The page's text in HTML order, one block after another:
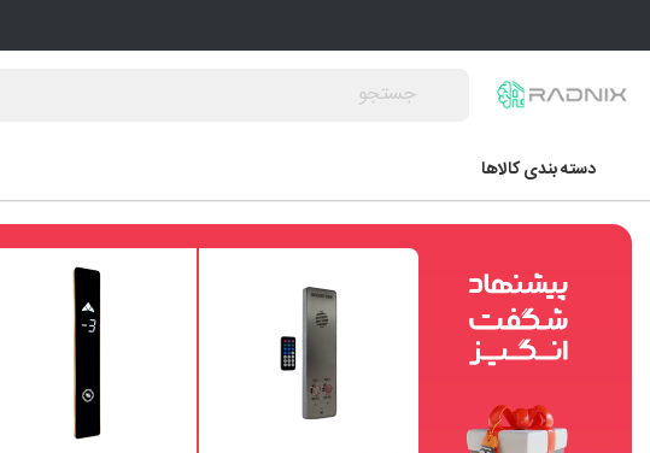
دسته بندی کالاها
آسانسور
پنل شستی داخل کابین آسانسور
پنل شستی احضار طبقه آسانسور
پنل سردربی آسانسور